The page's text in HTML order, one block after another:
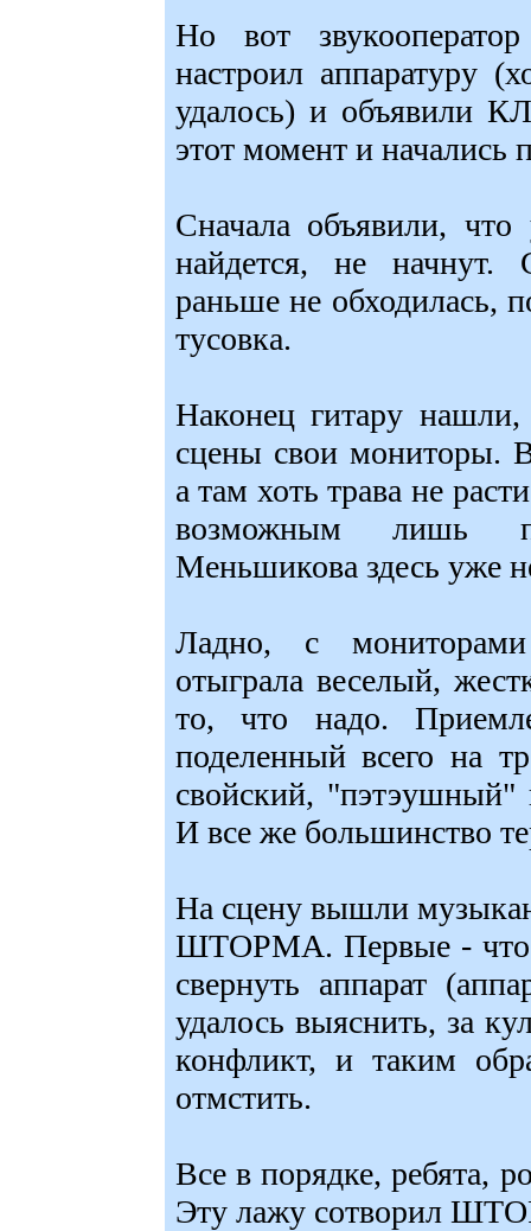
Но вот
настроил аппаратуру
удалось) и объявили
этот момент и начались
Сначала объявили,
найдется, не начнут.
раньше не обходилась,
тусовка.
Наконец гитару
сцены свои мониторы.
а там хоть трава не
возможным лишь
Меньшикова здесь уже
Ладно, с
отыграла веселый,
то, что надо.
поделенный всего на
свойский,
И все же большинство
На сцену вышли
ШТОРМА. Первые -
свернуть аппарат
удалось выяснить, за
конфликт, и таким
отмстить.
Все в порядке, ребята,
Эту лажу сотворил